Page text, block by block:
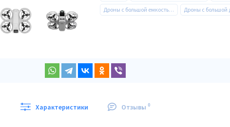
Дроны с большой емкостью аккумулятора
Характеристики Отзывы 0